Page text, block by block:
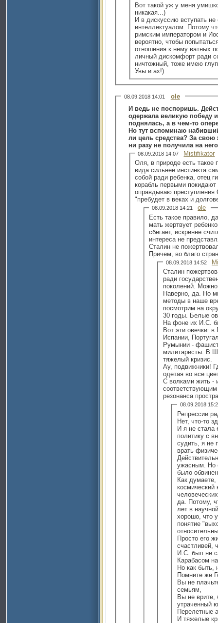
Вот такой уж у меня
никакая...)
И в дискуссию вступать
интеллектуалом. Потому
римским императором и
вероятно, чтобы
отношения к нему ватных
личный дискомфорт ради
ничтожный, тоже имею
Увы и ах!)
08.09.2018 14:01
ole
И ведь не поспоришь.
одержала великую победу
поднялась, а в чем-то
Но тут вспоминаю
ли цель средства? За
ни разу не получила на
08.09.2018 14:07
Mistifikator
Оля, в природе есть такое
вида сильнее инстинкта
собой ради ребенка, отец
корабль первыми
оправдываю
"пребудет в веках и
08.09.2018 14:21
ole
Есть такое правило,
мать жертвует
сбегает, искренне
интереса не
Сталин не
Причем, во благо
08.09.2018 14:52
Сталин
ради
поколений.
Наверно, да. Но
методы в наше
посмотрим на
30 годы. Белые
На фоне их И.С.
Вот эти овечки:
Испании,
Румынии -
милитаристы. В
тяжелый кризис.
Ау, подвижники!
одетая во все
С волками жить -
резонанса
08.09.2018
Репрессии
Нет, что-то
И я не стала
политику с
судить, я не
врать
ужасным. Но
было
Как
космический
да. Потому,
лет в
хорошо, что
понятие
Просто его
счастливей,
И.С. был не
Карабасом
Но как быть,
Помните же
Вы не
семьям,
Вы не врите,
утраченный
Перелетные
И тяжелые